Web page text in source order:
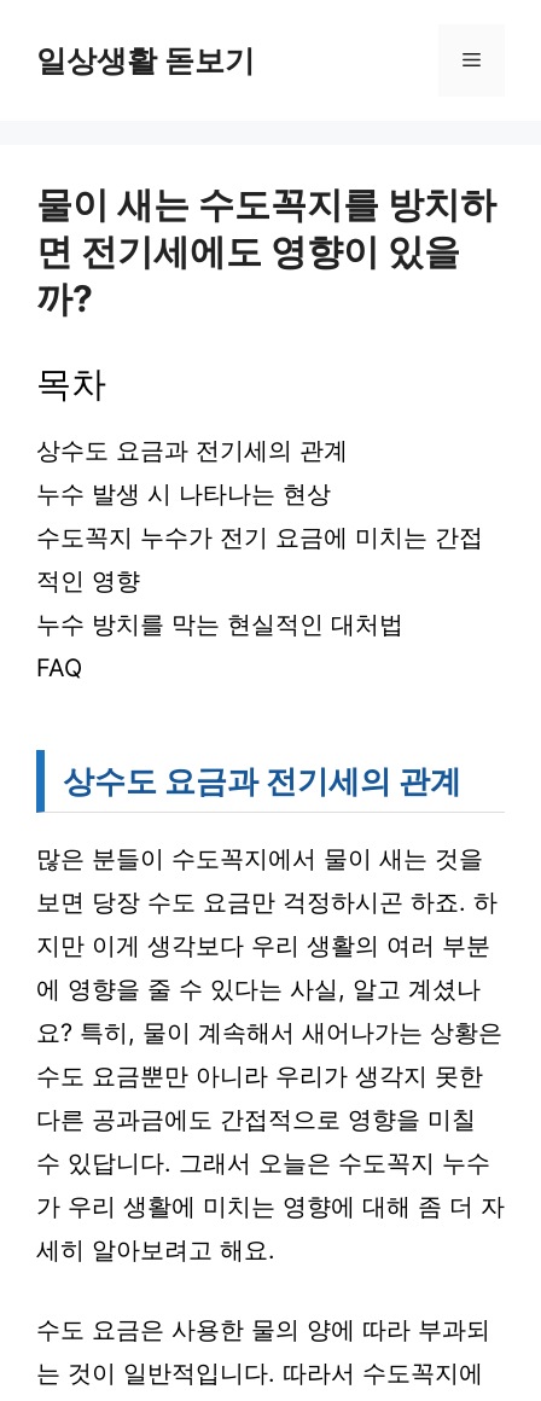
일상생활 돋보기 메
물이 새는 수도꼭지를 방치하
면 전기세에도 영향이 있을
까?
목차
상수도 요금과 전기세의 관계
누수 발생 시 나타나는 현상
수도꼭지 누수가 전기 요금에 미치는 간접
적인 영향
누수 방치를 막는 현실적인 대처법
FAQ
상수도 요금과 전기세의 관계
많은 분들이 수도꼭지에서 물이 새는 것을
보면 당장 수도 요금만 걱정하시곤 하죠. 하
지만 이게 생각보다 우리 생활의 여러 부분
에 영향을 줄 수 있다는 사실, 알고 계셨나
요? 특히, 물이 계속해서 새어나가는 상황은
수도 요금뿐만 아니라 우리가 생각지 못한
다른 공과금에도 간접적으로 영향을 미칠
수 있답니다. 그래서 오늘은 수도꼭지 누수
가 우리 생활에 미치는 영향에 대해 좀 더 자
세히 알아보려고 해요.
수도 요금은 사용한 물의 양에 따라 부과되
는 것이 일반적입니다. 따라서 수도꼭지에